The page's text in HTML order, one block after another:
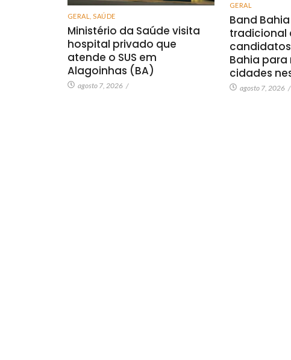
GERAL SAÚDE
Ministério da Saúde visita
hospital privado que
atende o SUS em
Alagoinhas (BA)
agosto 7, 2026 /
GERAL
Band
tradicional
Bahia para
cidades
agosto 7, 2026 /